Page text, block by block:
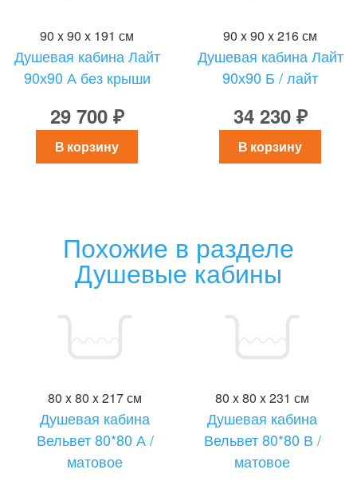
90 x 90 x 191 см
Душевая кабина Лайт
90х90 А без крыши
29 700 ₽
В корзину
90 x 90 x 216 см
Душевая кабина Лайт
90х90 Б / лайт
34 230 ₽
В корзину
Похожие в разделе
Душевые кабины
80 x 80 x 217 см
Душевая кабина
Вельвет 80*80 А /
матовое
80 x 80 x 231 см
Душевая кабина
Вельвет 80*80 В /
матовое